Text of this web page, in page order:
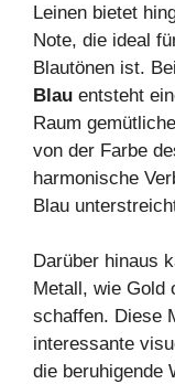
Leinen bietet
Note, die ideal
Blautönen ist.
Blau entsteht
Raum
von der Farbe
harmonische
Blau
Darüber hinaus
Metall, wie Gold
schaffen. Diese
interessante
die beruhigende